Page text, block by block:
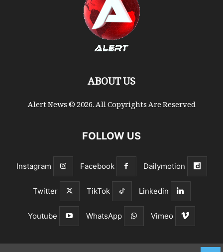
ABOUT US
Alert News © 2026. All Copyrights Are Reserved
FOLLOW US
Dailymotion
Facebook
Instagram
Linkedin
TikTok
Twitter
Vimeo
WhatsApp
Youtube